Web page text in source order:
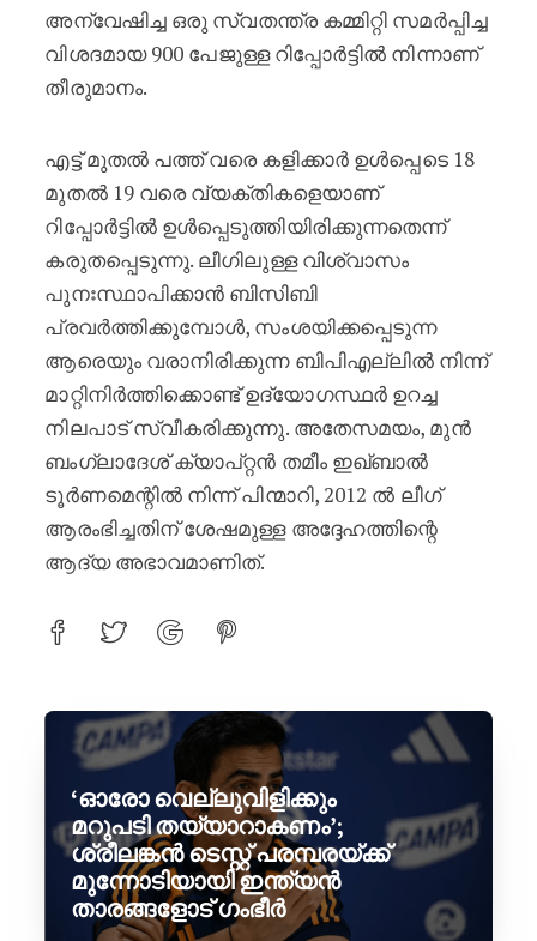
അന്വേഷിച്ച ഒരു സ്വതന്ത്ര കമ്മിറ്റി സമർപ്പിച്ച
വിശദമായ 900 പേജുള്ള റിപ്പോർട്ടിൽ നിന്നാണ്
തീരുമാനം.
എട്ട് മുതൽ പത്ത് വരെ കളിക്കാർ ഉൾപ്പെടെ 18
മുതൽ 19 വരെ വ്യക്തികളെയാണ്
റിപ്പോർട്ടിൽ ഉൾപ്പെടുത്തിയിരിക്കുന്നതെന്ന്
കരുതപ്പെടുന്നു. ലീഗിലുള്ള വിശ്വാസം
പുനഃസ്ഥാപിക്കാൻ ബിസിബി
പ്രവർത്തിക്കുമ്പോൾ, സംശയിക്കപ്പെടുന്ന
ആരെയും വരാനിരിക്കുന്ന ബിപിഎല്ലിൽ നിന്ന്
മാറ്റിനിർത്തിക്കൊണ്ട് ഉദ്യോഗസ്ഥർ ഉറച്ച
നിലപാട് സ്വീകരിക്കുന്നു. അതേസമയം, മുൻ
ബംഗ്ലാദേശ് ക്യാപ്റ്റൻ തമീം ഇഖ്ബാൽ
ടൂർണമെന്റിൽ നിന്ന് പിന്മാറി, 2012 ൽ ലീഗ്
ആരംഭിച്ചതിന് ശേഷമുള്ള അദ്ദേഹത്തിന്റെ
ആദ്യ അഭാവമാണിത്.
‘ഓരോ വെല്ലുവിളിക്കും
മറുപടി തയ്യാറാകണം’;
ശ്രീലങ്കൻ ടെസ്റ്റ് പരമ്പരയ്ക്ക്
മുന്നോടിയായി ഇന്ത്യൻ
താരങ്ങളോട് ഗംഭീർ